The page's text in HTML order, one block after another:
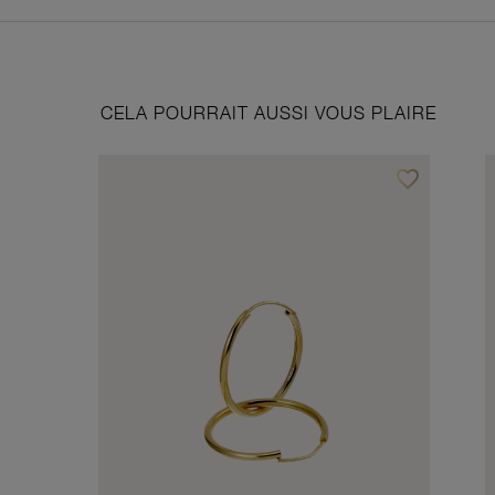
CELA POURRAIT AUSSI VOUS PLAIRE
favorite_borderAjouter à vos